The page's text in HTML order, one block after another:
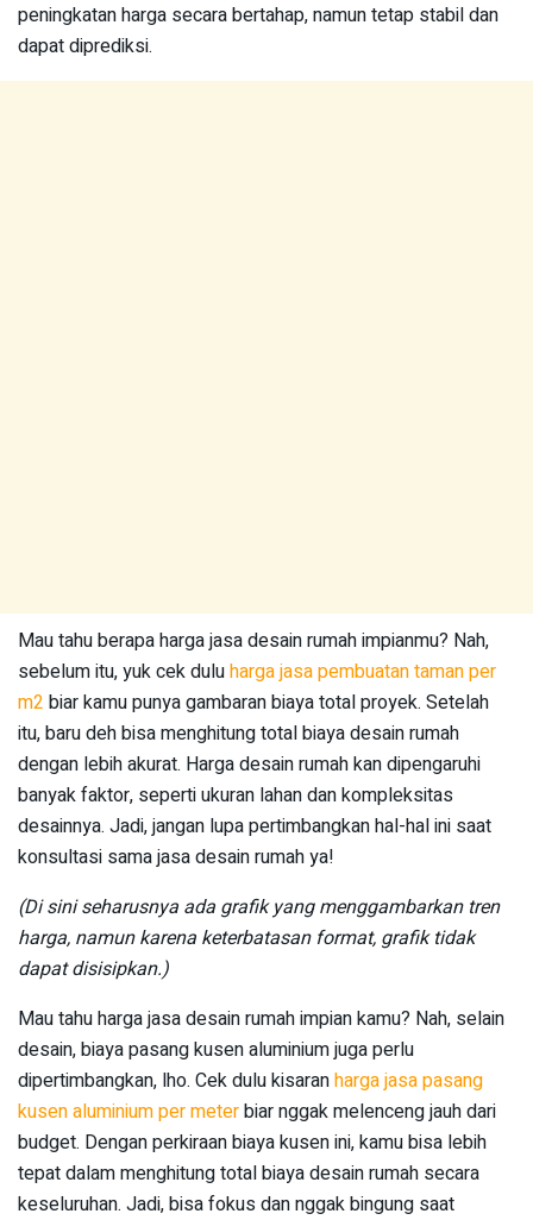
peningkatan harga secara bertahap, namun tetap stabil dan
dapat diprediksi.
Mau tahu berapa harga jasa desain rumah impianmu? Nah,
sebelum itu, yuk cek duluharga jasa pembuatan taman per
m2 biar kamu punya gambaran biaya total proyek. Setelah
itu, baru deh bisa menghitung total biaya desain rumah
dengan lebih akurat. Harga desain rumah kan dipengaruhi
banyak faktor, seperti ukuran lahan dan kompleksitas
desainnya. Jadi, jangan lupa pertimbangkan hal-hal ini saat
konsultasi sama jasa desain rumah ya!
(Di sini seharusnya ada grafik yang menggambarkan tren
harga, namun karena keterbatasan format, grafik tidak
dapat disisipkan.)
Mau tahu harga jasa desain rumah impian kamu? Nah, selain
desain, biaya pasang kusen aluminium juga perlu
dipertimbangkan, lho. Cek dulu kisaranharga jasa pasang
kusen aluminium per meterbiar nggak melenceng jauh dari
budget. Dengan perkiraan biaya kusen ini, kamu bisa lebih
tepat dalam menghitung total biaya desain rumah secara
keseluruhan. Jadi, bisa fokus dan nggak bingung saat